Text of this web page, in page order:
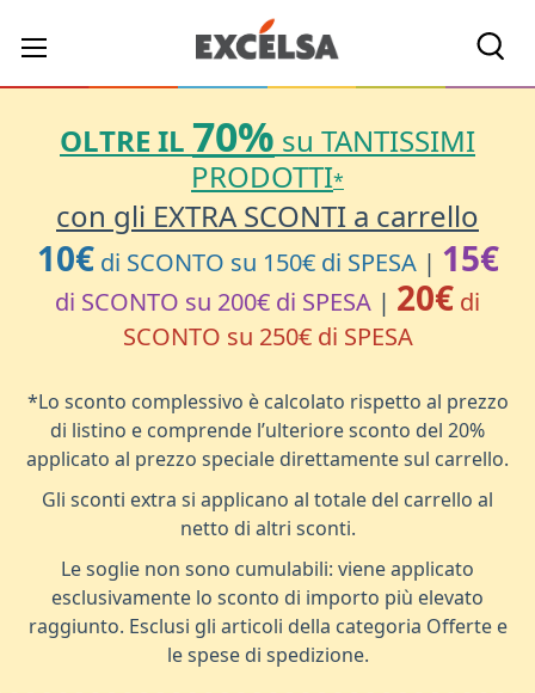
OLTRE IL 70% su TANTISSIMI
PRODOTTI*
con gli EXTRA SCONTI a carrello
10€ di SCONTO su 150€ di SPESA| 15€
di SCONTO su 200€ di SPESA | 20€ di
SCONTO su 250€ di SPESA
*Lo sconto complessivo è calcolato rispetto al prezzo
di listino e comprende l’ulteriore sconto del 20%
applicato al prezzo speciale direttamente sul carrello.
Gli sconti extra si applicano al totale del carrello al
netto di altri sconti.
Le soglie non sono cumulabili: viene applicato
esclusivamente lo sconto di importo più elevato
raggiunto. Esclusi gli articoli della categoria Offerte e
le spese di spedizione.